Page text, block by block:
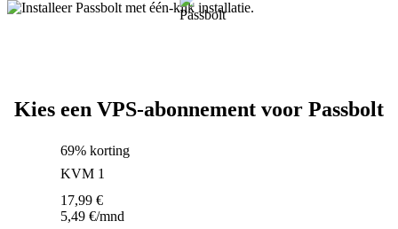
Kies een VPS-abonnement voor Passbolt
69% korting
KVM 1
17,99 €
5,49 €/mnd